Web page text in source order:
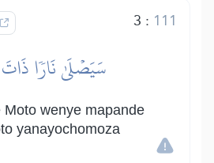
3 : 111
سَيَصۡلَىٰ نَارٗا
wenye mapande
yanayochomoza